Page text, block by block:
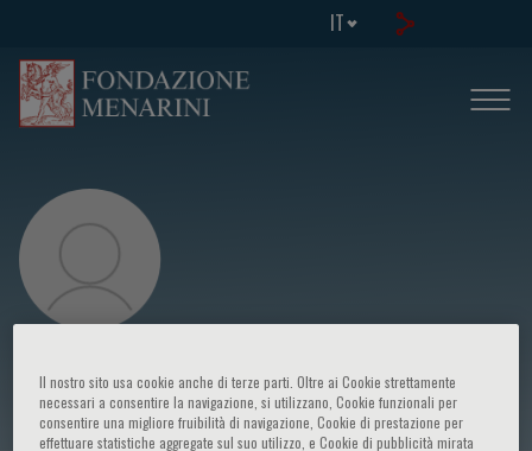
IT
I. De Chiara
Il nostro sito usa cookie anche di terze parti. Oltre ai Cookie strettamente
necessari a consentire la navigazione, si utilizzano, Cookie funzionali per
consentire una migliore fruibilità di navigazione, Cookie di prestazione per
effettuare statistiche aggregate sul suo utilizzo, e Cookie di pubblicità mirata